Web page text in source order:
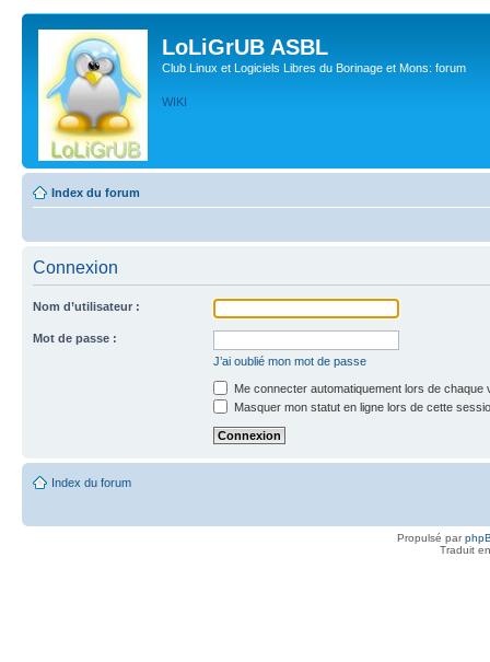
LoLiGrUB ASBL
Club Linux et Logiciels Libres du Borinage et Mons: forum
WIKI
Index du forum
Connexion
Nom d’utilisateur :
Mot de passe :
J’ai oublié mon mot de passe
Me connecter automatiquement lors de chaque
Masquer mon statut en ligne lors de cette
Index du forum
Propulsé par
Traduit